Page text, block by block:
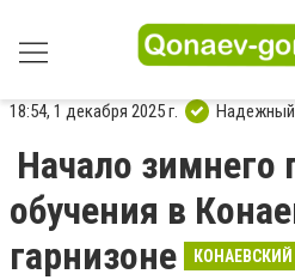
18:54, 1 декабря 2025 г. Надежный
Начало зимнего
обучения в
гарнизоне